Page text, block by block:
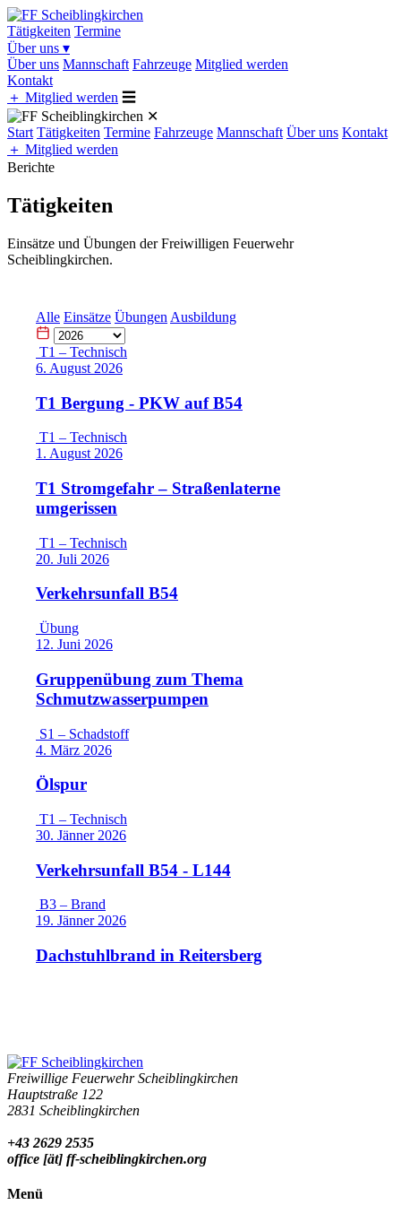
Tätigkeiten Termine
Über uns ▾
Über uns Mannschaft Fahrzeuge Mitglied werden
Kontakt
＋ Mitglied werden ☰
✕
Start Tätigkeiten Termine Fahrzeuge Mannschaft Über uns Kontakt
＋ Mitglied werden
Berichte
Tätigkeiten
Einsätze und Übungen der Freiwilligen Feuerwehr
Scheiblingkirchen.
Alle Einsätze Übungen Ausbildung
T1 – Technisch
6. August 2026
T1 Bergung - PKW auf B54
T1 – Technisch
1. August 2026
T1 Stromgefahr – Straßenlaterne
umgerissen
T1 – Technisch
20. Juli 2026
Verkehrsunfall B54
Übung
12. Juni 2026
Gruppenübung zum Thema
Schmutzwasserpumpen
S1 – Schadstoff
4. März 2026
Ölspur
T1 – Technisch
30. Jänner 2026
Verkehrsunfall B54 - L144
B3 – Brand
19. Jänner 2026
Dachstuhlbrand in Reitersberg
Freiwillige Feuerwehr Scheiblingkirchen
Hauptstraße 122
2831 Scheiblingkirchen
+43 2629 2535
office [ät] ff-scheiblingkirchen.org
Menü